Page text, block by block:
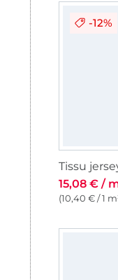
-12%
15,08 € /
(10,40 € / 1